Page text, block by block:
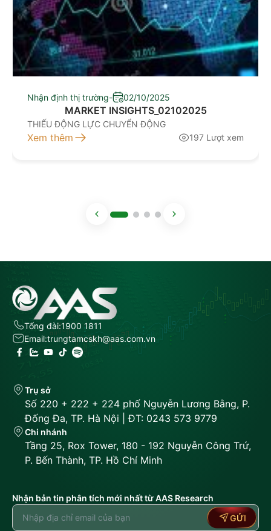
Nhận định thị trường- 02/10/2025
MARKET INSIGHTS_02102025
THIẾU ĐỘNG LỰC CHUYỂN ĐỘNG
Xem thêm 197 Lượt xem
Tổng đài:1900 1811
Email:trungtamcskh@aas.com.vn
Trụ sở
Số 220 + 222 + 224 phố Nguyễn Lương Bằng, P.
Đống Đa, TP. Hà Nội | ĐT: 0243 573 9779
Chi nhánh
Tầng 25, Rox Tower, 180 - 192 Nguyễn Công Trứ,
P. Bến Thành, TP. Hồ Chí Minh
Nhận bản tin phân tích mới nhất từ AAS Research
GỬI